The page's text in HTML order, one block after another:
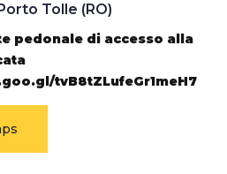
Tolle (RO)
pedonale di accesso alla
tvB8tZLufeGr1meH7